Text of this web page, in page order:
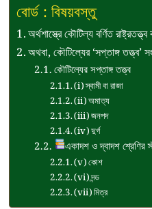
বোর্ড : বিষয়বস্তু
অর্থশাস্ত্রে কৌটিল্য বর্ণিত
অথবা, কৌটিল্যের ‘সপ্তাঙ্গ তত্ত্ব’
কৌটিল্যের সপ্তাঙ্গ তত্ত্ব
(i) স্বামী বা রাজা
(ii) অমাত্য
(iii) জনপদ
(iv) দুর্গ
একাদশ ও দ্বাদশ শ্রেণির
(v) কোশ
(vi) দন্ড
(vii) মিত্র